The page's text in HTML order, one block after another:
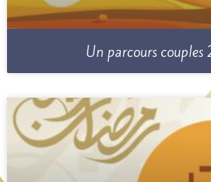
Un parcours couples